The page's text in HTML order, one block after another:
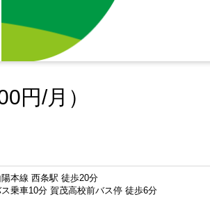
円/月）
本線 西条駅 徒歩20分
乗車10分 賀茂高校前バス停 徒歩6分